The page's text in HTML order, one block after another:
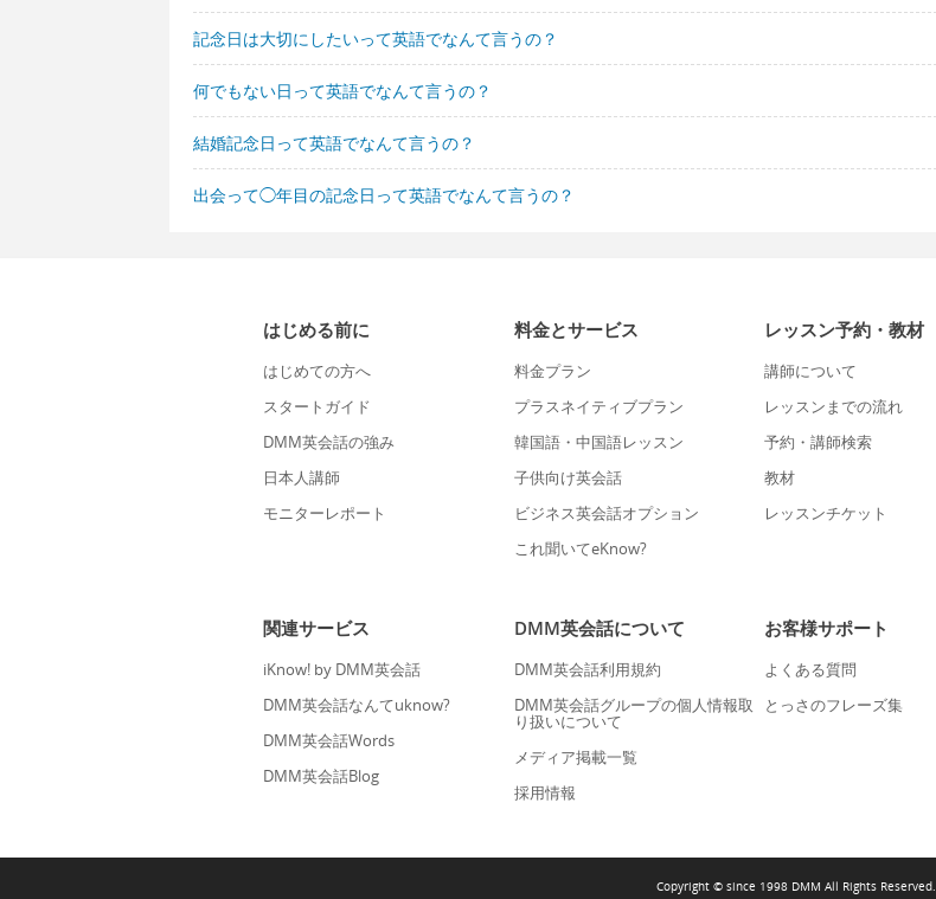
記念日は大切にしたいって英語でなんて言うの？
何でもない日って英語でなんて言うの？
結婚記念日って英語でなんて言うの？
出会って◯年目の記念日って英語でなんて言うの？
はじめる前に
はじめての方へ
スタートガイド
DMM英会話の強み
日本人講師
モニターレポート
料金とサービス
料金プラン
プラスネイティブプラン
韓国語・中国語レッスン
子供向け英会話
ビジネス英会話オプション
これ聞いてeKnow?
レッスン予約・教材
講師について
レッスンまでの流れ
予約・講師検索
教材
レッスンチケット
関連サービス
iKnow! by DMM英会話
DMM英会話なんてuknow?
DMM英会話Words
DMM英会話Blog
DMM英会話について
DMM英会話利用規約
DMM英会話グループの個人情報取
り扱いについて
メディア掲載一覧
採用情報
お客様サポート
よくある質問
とっさのフレーズ集
Copyright © since 1998 DMM All Rights Reserved.